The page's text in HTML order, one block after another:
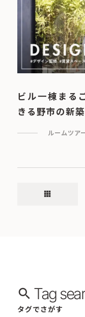
ビル一棟まる
きる野市の新
ルームツア
apps
Tag
タグでさがす